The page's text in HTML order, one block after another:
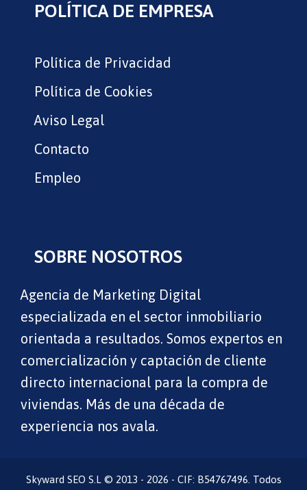
POLÍTICA DE EMPRESA
Política de Privacidad
Política de Cookies
Aviso Legal
Contacto
Empleo
SOBRE NOSOTROS
Agencia de Marketing Digital
especializada en el sector inmobiliario
orientada a resultados. Somos expertos en
comercialización y captación de cliente
directo internacional para la compra de
viviendas. Más de una década de
experiencia nos avala.
Skyward SEO S.L © 2013 - 2026 - CIF: B54767496. Todos